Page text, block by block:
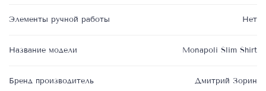
Элементы ручной работы Нет
Название модели Monapoli Slim Shirt
Бренд производитель Дмитрий Зорин